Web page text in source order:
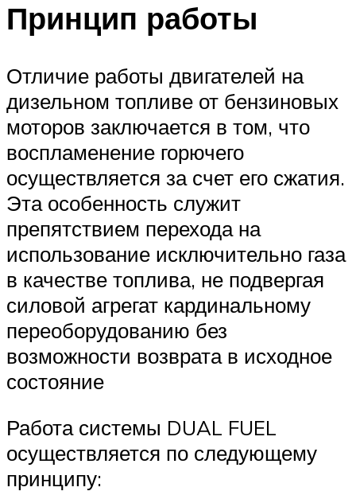
Принцип работы
Отличие работы двигателей на
дизельном топливе от бензиновых
моторов заключается в том, что
воспламенение горючего
осуществляется за счет его сжатия.
Эта особенность служит
препятствием перехода на
использование исключительно газа
в качестве топлива, не подвергая
силовой агрегат кардинальному
переоборудованию без
возможности возврата в исходное
состояние
Работа системы DUAL FUEL
осуществляется по следующему
принципу: